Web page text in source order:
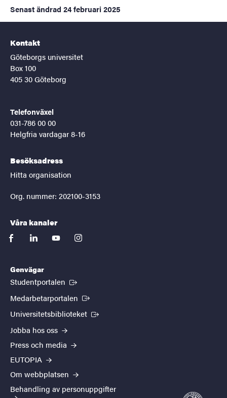
Senast ändrad 24 februari 2025
Kontakt
Göteborgs universitet
Box 100
405 30 Göteborg
Telefonväxel
031-786 00 00
Helgfria vardagar 8-16
Besöksadress
Hitta organisation
Org. nummer: 202100-3153
Våra kanaler
facebooklinkedinyoutubeinstagram
Genvägar
Studentportalen (Extern länk)
Medarbetarportalen (Extern länk)
Universitetsbiblioteket (Extern länk)
Jobba hos oss
Press och media
EUTOPIA
Om webbplatsen
Behandling av personuppgifter